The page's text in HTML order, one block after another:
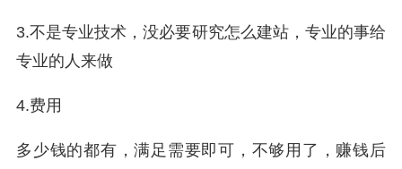
3.不是专业技术，没必要研究怎么建站，专业的事给
专业的人来做
4.费用
多少钱的都有，满足需要即可，不够用了，赚钱后